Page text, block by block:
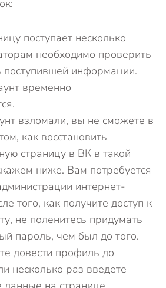
поступает несколько
необходимо проверить
поступившей информации.
временно
взломали, вы не сможете в
как восстановить
страницу в ВК в такой
ниже. Вам потребуется
интернет-
того, как получите доступ к
не поленитесь придумать
пароль, чем был до того.
довести профиль до
несколько раз введете